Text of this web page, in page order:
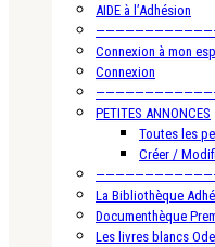
AIDE à l’Adhésion
Connexion à mon
Connexion
PETITES ANNONCES
Toutes les
Créer /
La Bibliothèque
Documenthèque
Les livres blancs